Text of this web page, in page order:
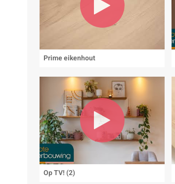
Prime eikenhout
Op TV! (2)